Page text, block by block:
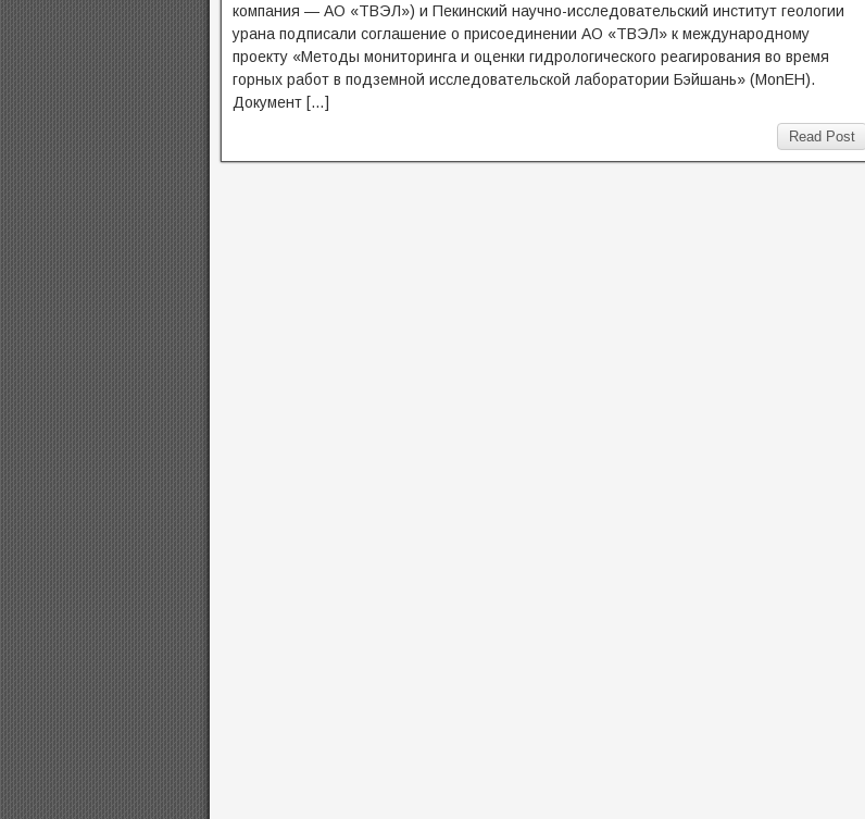
компания — АО «ТВЭЛ») и Пекинский научно-исследовательский институт геологии
урана подписали соглашение о присоединении АО «ТВЭЛ» к международному
проекту «Методы мониторинга и оценки гидрологического реагирования во время
горных работ в подземной исследовательской лаборатории Бэйшань» (MonEH).
Документ […]
Read Post